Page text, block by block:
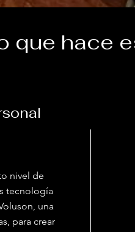
que hace
nivel de
tecnología
una
para crear